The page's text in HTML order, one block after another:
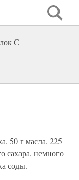
С
50 г масла, 225
сахара, немного
соды.